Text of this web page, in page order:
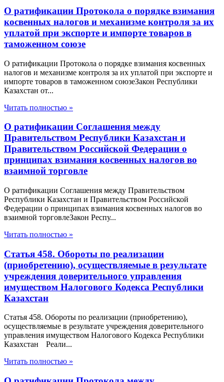
О ратификации Протокола о порядке взимания
косвенных налогов и механизме контроля за их
уплатой при экспорте и импорте товаров в
таможенном союзе
О ратификации Протокола о порядке взимания косвенных
налогов и механизме контроля за их уплатой при экспорте и
импорте товаров в таможенном союзеЗакон Республики
Казахстан от...
Читать полностью »
О ратификации Соглашения между
Правительством Республики Казахстан и
Правительством Российской Федерации о
принципах взимания косвенных налогов во
взаимной торговле
О ратификации Соглашения между Правительством
Республики Казахстан и Правительством Российской
Федерации о принципах взимания косвенных налогов во
взаимной торговлеЗакон Респу...
Читать полностью »
Статья 458. Обороты по реализации
(приобретению), осуществляемые в результате
учреждения доверительного управления
имуществом Налогового Кодекса Республики
Казахстан
Статья 458. Обороты по реализации (приобретению),
осуществляемые в результате учреждения доверительного
управления имуществом Налогового Кодекса Республики
Казахстан Реали...
Читать полностью »